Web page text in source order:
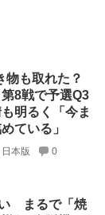
物も取れた？
8戦で予選Q3
明るく「今ま
ている」
本版 0
まるで「焼